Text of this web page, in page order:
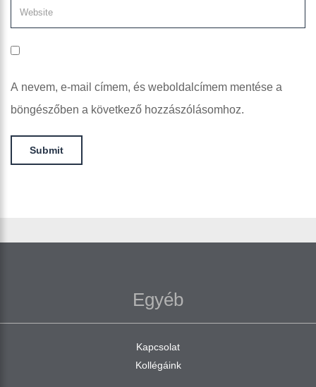
A nevem, e-mail címem, és weboldalcímem mentése a
böngészőben a következő hozzászólásomhoz.
Egyéb
Kapcsolat
Kollégáink